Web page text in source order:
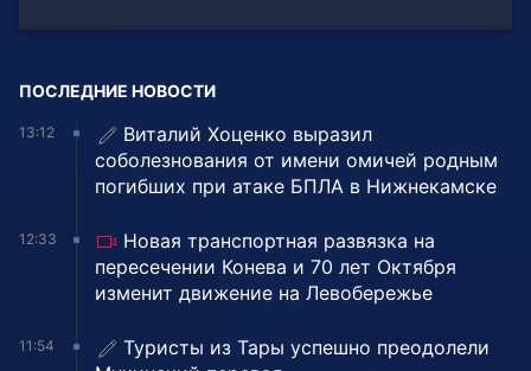
ПОСЛЕДНИЕ НОВОСТИ
13:12
Виталий Хоценко выразил
соболезнования от имени омичей родным
погибших при атаке БПЛА в Нижнекамске
12:33
Новая транспортная развязка на
пересечении Конева и 70 лет Октября
изменит движение на Левобережье
11:54
Туристы из Тары успешно преодолели